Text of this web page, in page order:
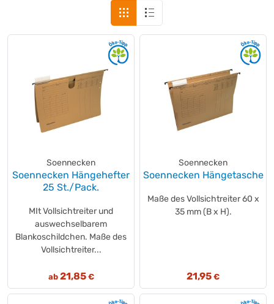
Soennecken
Soennecken Hängehefter
25 St./Pack.
MIt Vollsichtreiter und
auswechselbarem
Blankoschildchen. Maße des
Vollsichtreiter...
ab 21,85€
Soennecken
Soennecken Hängetasche
Maße des Vollsichtreiter 60 x
35 mm (B x H).
21,95 €